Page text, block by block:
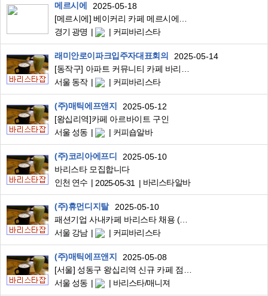
메르시에
2025-05-18
경기 광명
커피바리스타
래미안로이파크입주자대표회의
2025-05-14
서울 동작
커피바리스타
(주)매틱에프앤지
2025-05-12
[왕십리역]카페 아르바이트 구인
서울 성동
커피숍알바
(주)코리아에프디
2025-05-10
바리스타 모집합니다
인천 연수
2025-05-31 바리스타알바
(주)휴먼디지탈
2025-05-10
패션기업 사내카페 바리스타 채용 (강남역)
서울 강남
커피바리스타
(주)매틱에프앤지
2025-05-08
서울 성동
바리스타/매니져